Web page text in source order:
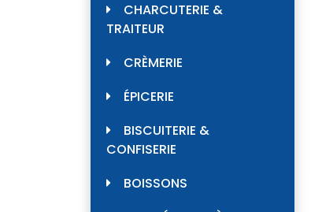
CHARCUTERIE &
TRAITEUR
CRÈMERIE
ÉPICERIE
BISCUITERIE &
CONFISERIE
BOISSONS